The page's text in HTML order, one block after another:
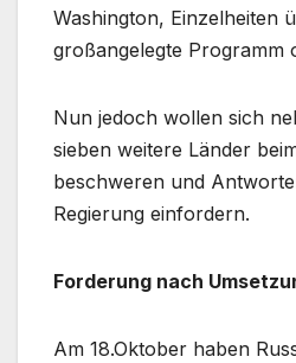
Washington, Einzelheiten
großangelegte Programm
Nun jedoch wollen sich
sieben weitere Länder
beschweren und
Regierung einfordern.
Forderung nach
Am 18.Oktober haben